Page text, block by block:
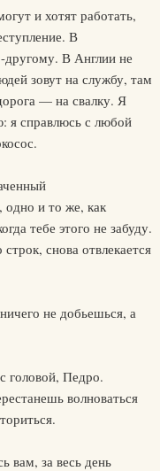
и хотят работать,
В
другому. В Англии не
зовут на службу, там
— на свалку. Я
я справлюсь с любой
одно и то же, как
тебе этого не забуду.
снова отвлекается
не добьешься, а
головой, Педро.
волноваться
вам, за весь день